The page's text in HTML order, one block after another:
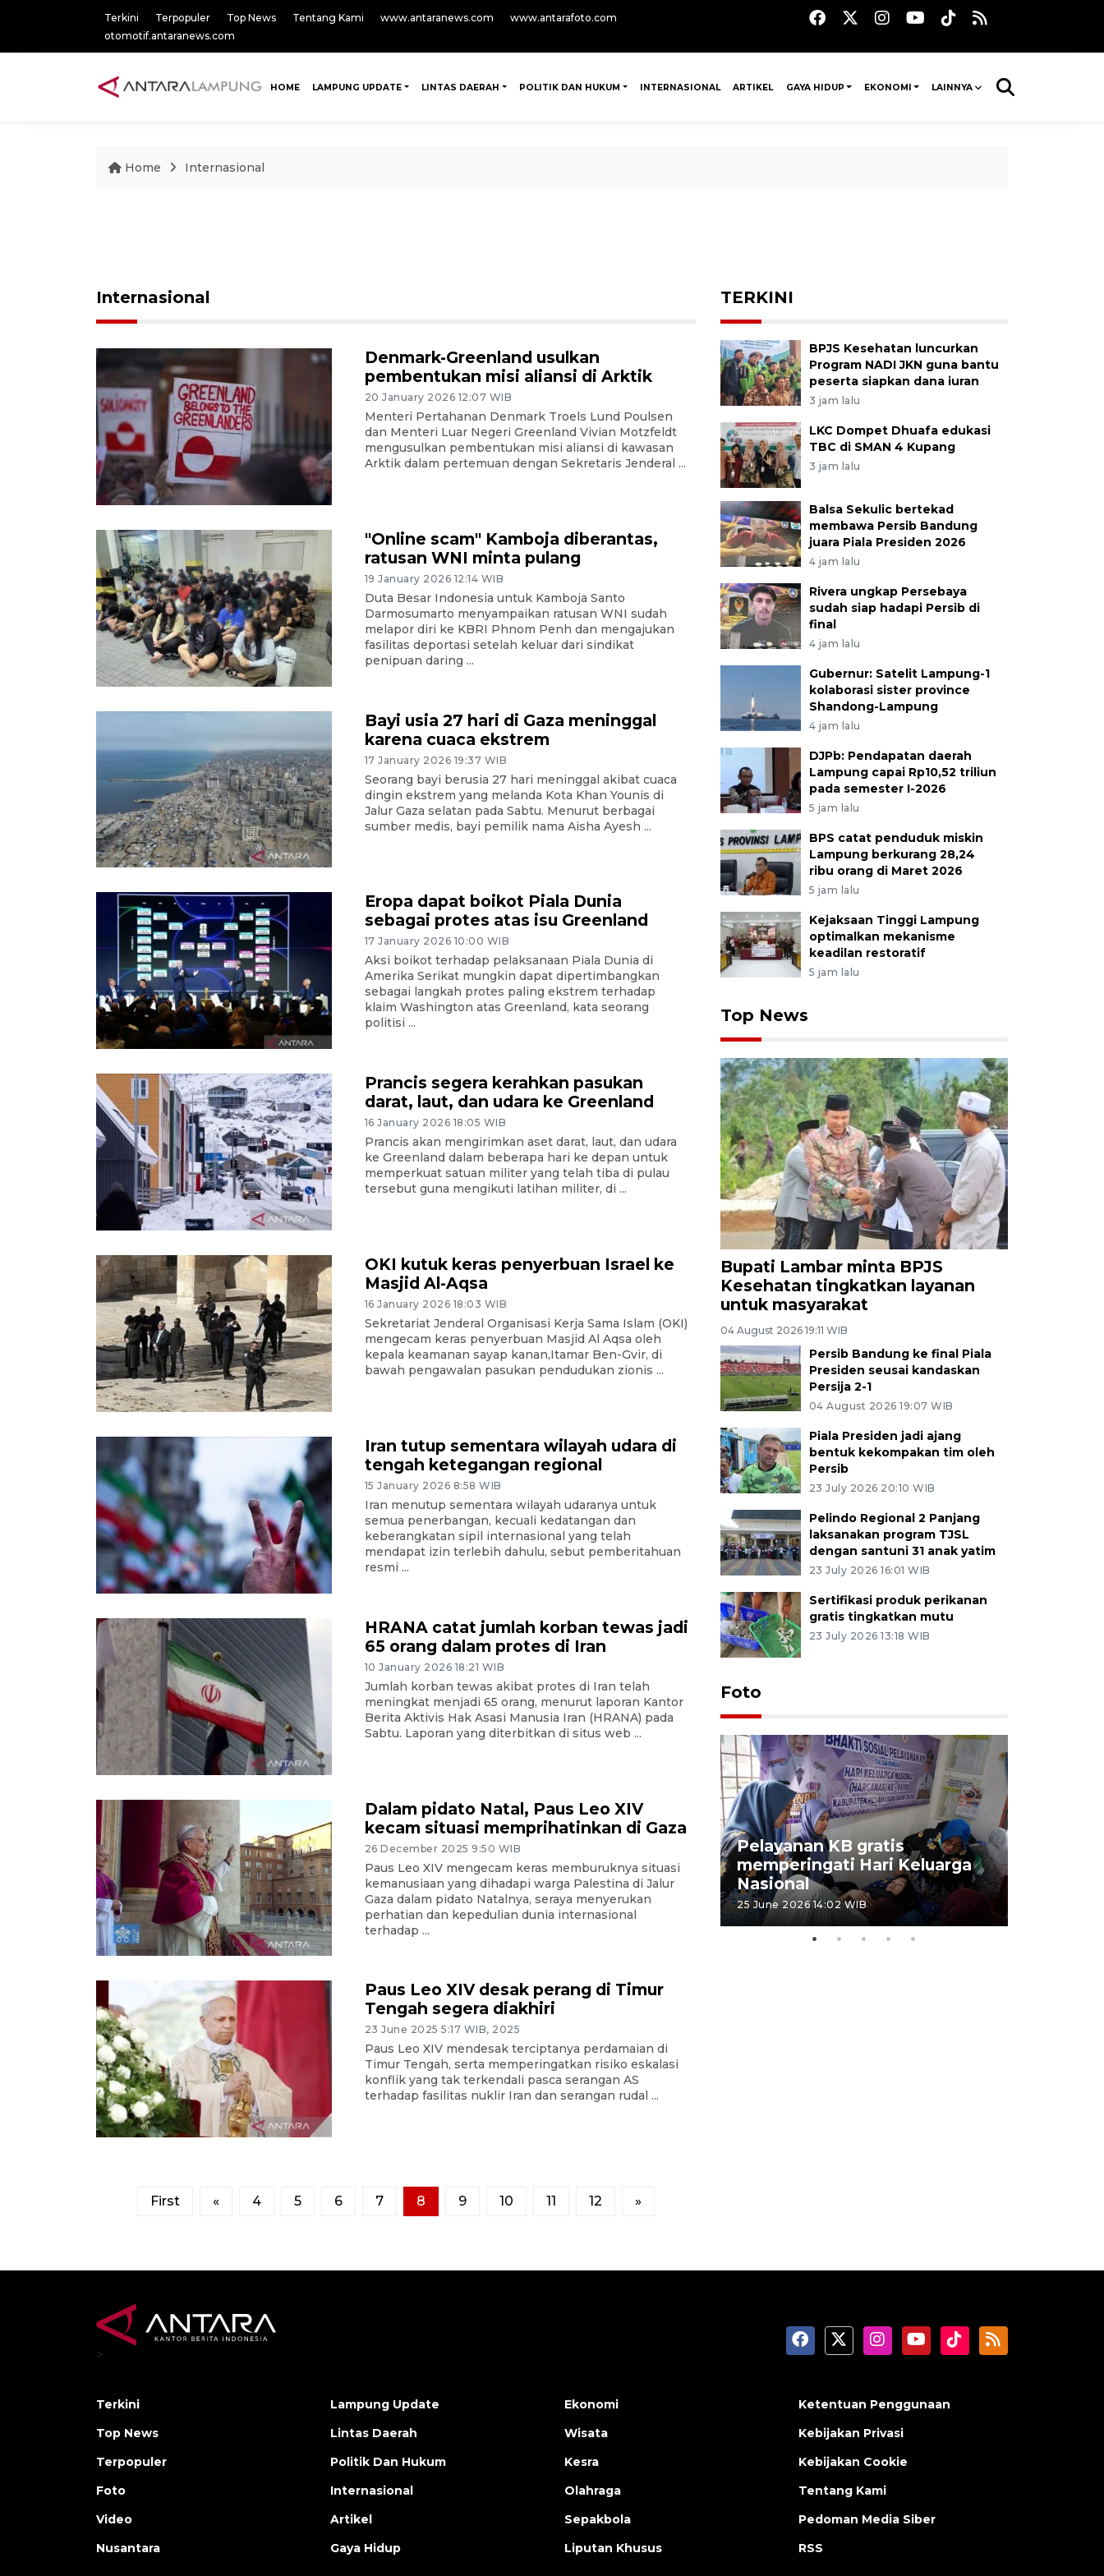
Terkini Terpopuler Top News Tentang Kami www.antaranews.com
www.antarafoto.com
otomotif.antaranews.com
HOME LAMPUNG UPDATE LINTAS DAERAH POLITIK DAN HUKUM INTERNASIONAL ARTIKEL GAYA HIDUP EKONOMI LAINNYA
Home Internasional
Internasional
Denmark-Greenland usulkan
pembentukan misi aliansi di Arktik
20 January 2026 12:07 WIB
Menteri Pertahanan Denmark Troels Lund Poulsen
dan Menteri Luar Negeri Greenland Vivian Motzfeldt
mengusulkan pembentukan misi aliansi di kawasan
Arktik dalam pertemuan dengan Sekretaris Jenderal ...
"Online scam" Kamboja diberantas,
ratusan WNI minta pulang
19 January 2026 12:14 WIB
Duta Besar Indonesia untuk Kamboja Santo
Darmosumarto menyampaikan ratusan WNI sudah
melapor diri ke KBRI Phnom Penh dan mengajukan
fasilitas deportasi setelah keluar dari sindikat
penipuan daring ...
Bayi usia 27 hari di Gaza meninggal
karena cuaca ekstrem
17 January 2026 19:37 WIB
Seorang bayi berusia 27 hari meninggal akibat cuaca
dingin ekstrem yang melanda Kota Khan Younis di
Jalur Gaza selatan pada Sabtu. Menurut berbagai
sumber medis, bayi pemilik nama Aisha Ayesh ...
Eropa dapat boikot Piala Dunia
sebagai protes atas isu Greenland
17 January 2026 10:00 WIB
Aksi boikot terhadap pelaksanaan Piala Dunia di
Amerika Serikat mungkin dapat dipertimbangkan
sebagai langkah protes paling ekstrem terhadap
klaim Washington atas Greenland, kata seorang
politisi ...
Prancis segera kerahkan pasukan
darat, laut, dan udara ke Greenland
16 January 2026 18:05 WIB
Prancis akan mengirimkan aset darat, laut, dan udara
ke Greenland dalam beberapa hari ke depan untuk
memperkuat satuan militer yang telah tiba di pulau
tersebut guna mengikuti latihan militer, di ...
OKI kutuk keras penyerbuan Israel ke
Masjid Al-Aqsa
16 January 2026 18:03 WIB
Sekretariat Jenderal Organisasi Kerja Sama Islam (OKI)
mengecam keras penyerbuan Masjid Al Aqsa oleh
kepala keamanan sayap kanan,Itamar Ben-Gvir, di
bawah pengawalan pasukan pendudukan zionis ...
Iran tutup sementara wilayah udara di
tengah ketegangan regional
15 January 2026 8:58 WIB
Iran menutup sementara wilayah udaranya untuk
semua penerbangan, kecuali kedatangan dan
keberangkatan sipil internasional yang telah
mendapat izin terlebih dahulu, sebut pemberitahuan
resmi ...
HRANA catat jumlah korban tewas jadi
65 orang dalam protes di Iran
10 January 2026 18:21 WIB
Jumlah korban tewas akibat protes di Iran telah
meningkat menjadi 65 orang, menurut laporan Kantor
Berita Aktivis Hak Asasi Manusia Iran (HRANA) pada
Sabtu. Laporan yang diterbitkan di situs web ...
Dalam pidato Natal, Paus Leo XIV
kecam situasi memprihatinkan di Gaza
26 December 2025 9:50 WIB
Paus Leo XIV mengecam keras memburuknya situasi
kemanusiaan yang dihadapi warga Palestina di Jalur
Gaza dalam pidato Natalnya, seraya menyerukan
perhatian dan kepedulian dunia internasional
terhadap ...
Paus Leo XIV desak perang di Timur
Tengah segera diakhiri
23 June 2025 5:17 WIB, 2025
Paus Leo XIV mendesak terciptanya perdamaian di
Timur Tengah, serta memperingatkan risiko eskalasi
konflik yang tak terkendali pasca serangan AS
terhadap fasilitas nuklir Iran dan serangan rudal ...
First « 4 5 6 7 8 9 10 11 12 »
TERKINI
BPJS Kesehatan luncurkan
Program NADI JKN guna bantu
peserta siapkan dana iuran
3 jam lalu
LKC Dompet Dhuafa edukasi
TBC di SMAN 4 Kupang
3 jam lalu
Balsa Sekulic bertekad
membawa Persib Bandung
juara Piala Presiden 2026
4 jam lalu
Rivera ungkap Persebaya
sudah siap hadapi Persib di
final
4 jam lalu
Gubernur: Satelit Lampung-1
kolaborasi sister province
Shandong-Lampung
4 jam lalu
DJPb: Pendapatan daerah
Lampung capai Rp10,52 triliun
pada semester I-2026
5 jam lalu
BPS catat penduduk miskin
Lampung berkurang 28,24
ribu orang di Maret 2026
5 jam lalu
Kejaksaan Tinggi Lampung
optimalkan mekanisme
keadilan restoratif
5 jam lalu
Top News
Bupati Lambar minta BPJS
Kesehatan tingkatkan layanan
untuk masyarakat
04 August 2026 19:11 WIB
Persib Bandung ke final Piala
Presiden seusai kandaskan
Persija 2-1
04 August 2026 19:07 WIB
Piala Presiden jadi ajang
bentuk kekompakan tim oleh
Persib
23 July 2026 20:10 WIB
Pelindo Regional 2 Panjang
laksanakan program TJSL
dengan santuni 31 anak yatim
23 July 2026 16:01 WIB
Sertifikasi produk perikanan
gratis tingkatkan mutu
23 July 2026 13:18 WIB
Foto
Tingkat hunian hotel di
Lampung naik pada Maret
2026
12 May 2026 15:06 WIB
Pelayanan KB gratis
memperingati Hari Keluarga
Nasional
25 June 2026 14:02 WIB
>
Terkini
Top News
Terpopuler
Foto
Video
Nusantara
Lampung Update
Lintas Daerah
Politik Dan Hukum
Internasional
Artikel
Gaya Hidup
Ekonomi
Wisata
Kesra
Olahraga
Sepakbola
Liputan Khusus
Ketentuan Penggunaan
Kebijakan Privasi
Kebijakan Cookie
Tentang Kami
Pedoman Media Siber
RSS